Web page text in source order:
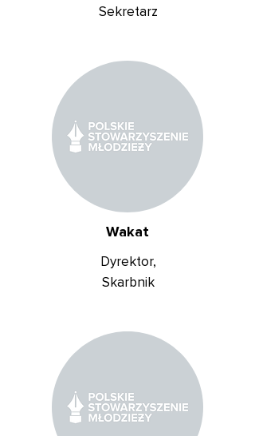
Sekretarz
Wakat
Dyrektor,
Skarbnik